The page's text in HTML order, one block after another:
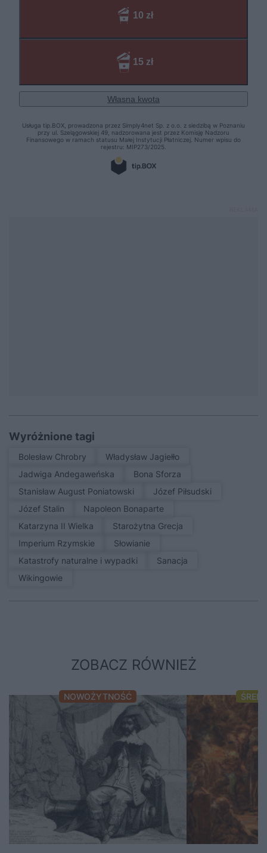
Wyróżnione tagi
Bolesław Chrobry
Władysław Jagiełło
Jadwiga Andegaweńska
Bona Sforza
Stanisław August Poniatowski
Józef Piłsudski
Józef Stalin
Napoleon Bonaparte
Katarzyna II Wielka
Starożytna Grecja
Imperium Rzymskie
Słowianie
Katastrofy naturalne i wypadki
sanacja
Wikingowie
ZOBACZ RÓWNIEŻ
NOWOŻYTNOŚĆ